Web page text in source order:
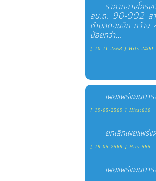
ราคากลางโคร
อบ.ถ. 90-002 สา
ตำบลดอนจิก กว้า
น้อยกว่า…
[ 10-11-2568 ] Hits:2400
เผยแพร่แผนก
[ 19-05-2569 ] Hits:610
ยกเลิกเผยแพ
[ 19-05-2569 ] Hits:585
เผยแพร่แผนก